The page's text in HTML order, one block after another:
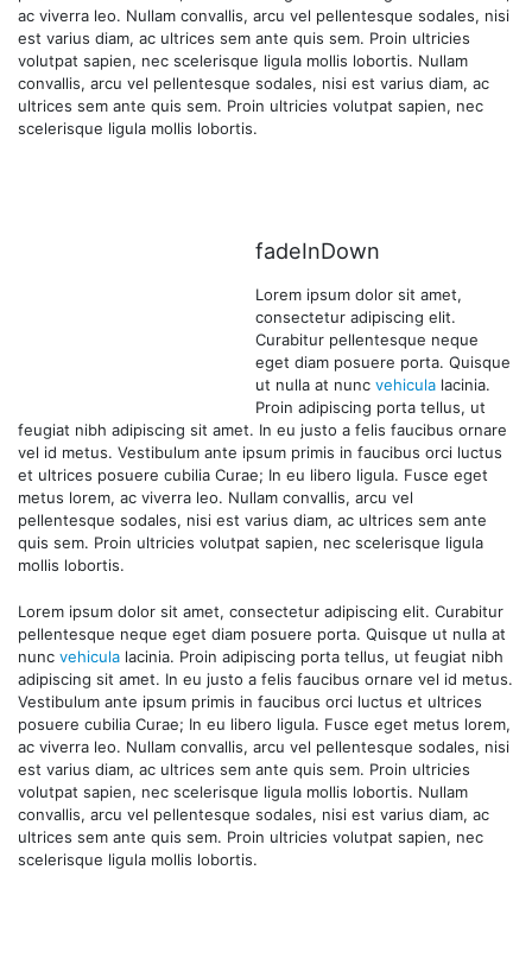
ac viverra leo. Nullam convallis, arcu vel pellentesque sodales, nisi
est varius diam, ac ultrices sem ante quis sem. Proin ultricies
volutpat sapien, nec scelerisque ligula mollis lobortis. Nullam
convallis, arcu vel pellentesque sodales, nisi est varius diam, ac
ultrices sem ante quis sem. Proin ultricies volutpat sapien, nec
scelerisque ligula mollis lobortis.
fadeInDown
Lorem ipsum dolor sit amet,
consectetur adipiscing elit.
Curabitur pellentesque neque
eget diam posuere porta. Quisque
ut nulla at nunc vehicula lacinia.
Proin adipiscing porta tellus, ut
feugiat nibh adipiscing sit amet. In eu justo a felis faucibus ornare
vel id metus. Vestibulum ante ipsum primis in faucibus orci luctus
et ultrices posuere cubilia Curae; In eu libero ligula. Fusce eget
metus lorem, ac viverra leo. Nullam convallis, arcu vel
pellentesque sodales, nisi est varius diam, ac ultrices sem ante
quis sem. Proin ultricies volutpat sapien, nec scelerisque ligula
mollis lobortis.
Lorem ipsum dolor sit amet, consectetur adipiscing elit. Curabitur
pellentesque neque eget diam posuere porta. Quisque ut nulla at
nunc vehicula lacinia. Proin adipiscing porta tellus, ut feugiat nibh
adipiscing sit amet. In eu justo a felis faucibus ornare vel id metus.
Vestibulum ante ipsum primis in faucibus orci luctus et ultrices
posuere cubilia Curae; In eu libero ligula. Fusce eget metus lorem,
ac viverra leo. Nullam convallis, arcu vel pellentesque sodales, nisi
est varius diam, ac ultrices sem ante quis sem. Proin ultricies
volutpat sapien, nec scelerisque ligula mollis lobortis. Nullam
convallis, arcu vel pellentesque sodales, nisi est varius diam, ac
ultrices sem ante quis sem. Proin ultricies volutpat sapien, nec
scelerisque ligula mollis lobortis.